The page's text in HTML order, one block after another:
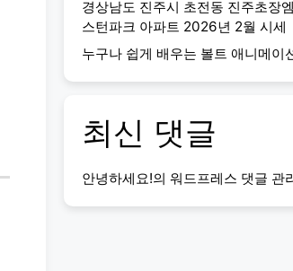
경상남도 진주시 초전동 진주초장
스턴파크 아파트 2026년 2월 시세
누구나 쉽게 배우는 볼트 애니메이
최신 댓글
안녕하세요!의 워드프레스 댓글 관